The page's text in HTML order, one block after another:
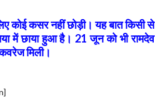
कोई कसर नहीं छोड़ी। यह बात किसी से
में छाया हुआ है। 21 जून को भी रामदेव
मिली।